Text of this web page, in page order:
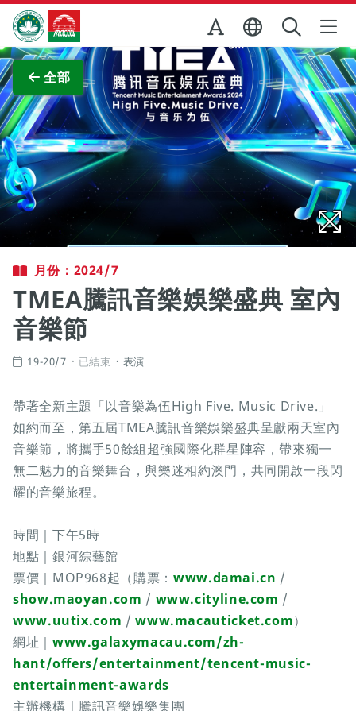
跳至主内容
澳門特別行政區政府旅遊局
全部
查看原圖
月份：2024/7
TMEA騰訊音樂娛樂盛典 室內
音樂節
19-20/7 已結束 表演
帶著全新主題「以音樂為伍High Five. Music Drive.」
如約而至，第五屆TMEA騰訊音樂娛樂盛典呈獻兩天室內
音樂節，將攜手50餘組超強國際化群星陣容，帶來獨一
無二魅力的音樂舞台，與樂迷相約澳門，共同開啟一段閃
耀的音樂旅程。
時間｜下午5時
地點｜銀河綜藝館
票價｜MOP968起（購票： www.damai.cn /
show.maoyan.com / www.cityline.com /
www.uutix.com /www.macauticket.com）
網址｜ www.galaxymacau.com/zh-
hant/offers/entertainment/tencent-music-
entertainment-awards
主辦機構｜騰訊音樂娛樂集團